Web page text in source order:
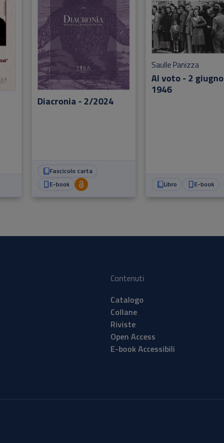
Diacronia - 2/2024
Fascicolo carta
E-book
Al voto - 2 giugno
1946
Saulle Panizza
Libro E-book
Contenuti
Catalogo
Collane
Riviste
Open Access
E-book Accessibili